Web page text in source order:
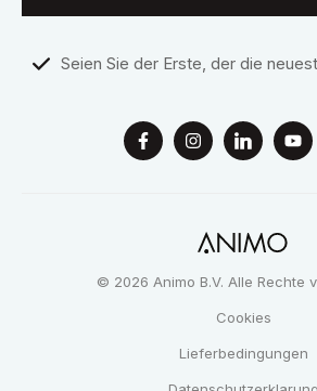
Seien Sie der Erste, der die
© 2026 Animo B.V. Alle Rechte
Cookies
Lieferbedingungen